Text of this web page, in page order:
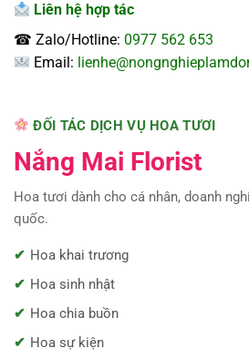
Liên hệ hợp tác
☎ Zalo/Hotline: 0977 562 653
Email:
ĐỐI TÁC DỊCH VỤ HOA TƯƠI
Nắng Mai Florist
Hoa tươi dành cho cá nhân, doanh
quốc.
Hoa khai trương
Hoa sinh nhật
Hoa chia buồn
Hoa sự kiện